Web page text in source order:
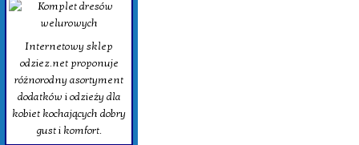
Internetowy sklep
odziez.net proponuje
różnorodny asortyment
dodatków i odzieży dla
kobiet kochających dobry
gust i komfort.